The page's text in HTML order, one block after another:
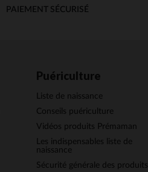
PAIEMENT SÉCURISÉ
Puériculture
Liste de naissance
Conseils puériculture
Vidéos produits Prémaman
Les indispensables liste de
naissance
Sécurité générale des produits